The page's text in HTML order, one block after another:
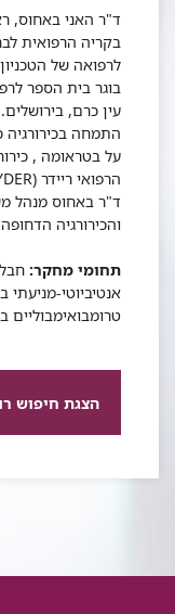
האני
באחוס
ד"ר האני באחוס,
בקריה הרפואית
לרפואה של
בוגר בית הספר
עין כרם, בירושלים.
התמחה
על בטראומה ,
הרפואי ריידר (RYDER ) לטראומה במיאמי, ארה"ב.
והכירורגיה
תחומי מחקר:
אנטיביוטי-מניעתי
טרומבואימבוליים
הצגת חיפוש